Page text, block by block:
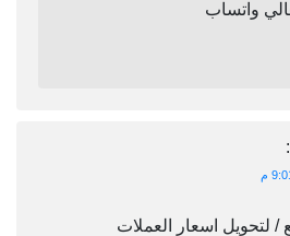
:
لتحويل اسعار العملات